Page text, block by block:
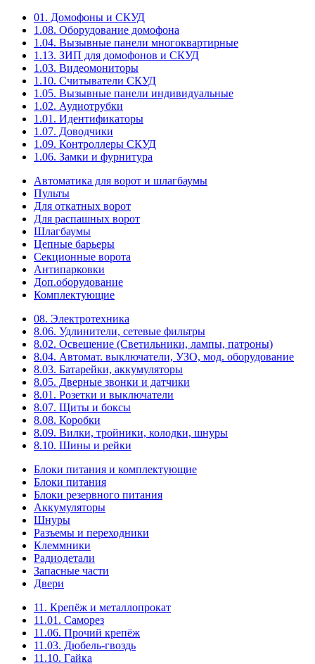
01. Домофоны и СКУД
1.08. Оборудование домофона
1.04. Вызывные панели многоквартирные
1.13. ЗИП для домофонов и СКУД
1.03. Видеомониторы
1.10. Считыватели СКУД
1.05. Вызывные панели индивидуальные
1.02. Аудиотрубки
1.01. Идентификаторы
1.07. Доводчики
1.09. Контроллеры СКУД
1.06. Замки и фурнитура
Автоматика для ворот и шлагбаумы
Пульты
Для откатных ворот
Для распашных ворот
Шлагбаумы
Цепные барьеры
Секционные ворота
Антипарковки
Доп.оборудование
Комплектующие
08. Электротехника
8.06. Удлинители, сетевые фильтры
8.02. Освещение (Светильники, лампы, патроны)
8.04. Автомат. выключатели, УЗО, мод. оборудование
8.03. Батарейки, аккумуляторы
8.05. Дверные звонки и датчики
8.01. Розетки и выключатели
8.07. Щиты и боксы
8.08. Коробки
8.09. Вилки, тройники, колодки, шнуры
8.10. Шины и рейки
Блоки питания и комплектующие
Блоки питания
Блоки резервного питания
Аккумуляторы
Шнуры
Разъемы и переходники
Клеммники
Радиодетали
Запасные части
Двери
11. Крепёж и металлопрокат
11.01. Саморез
11.06. Прочий крепёж
11.03. Дюбель-гвоздь
11.10. Гайка